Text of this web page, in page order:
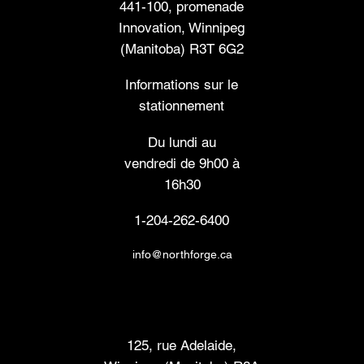
441-100, promenade
Innovation, Winnipeg
(Manitoba) R3T 6G2
Informations sur le
stationnement
Du lundi au
vendredi de 9h00 à
16h30
1-204-262-6400
info@northforge.ca
125, rue Adelaide,